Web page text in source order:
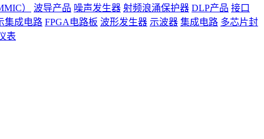
）
波导产品 噪声发生器 射频浪涌保护器 DLP产品 接口
集成电路 FPGA电路板 波形发生器 示波器 集成电路 多芯片封
表